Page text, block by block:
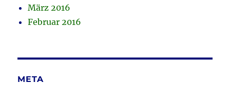
März 2016
Februar 2016
META